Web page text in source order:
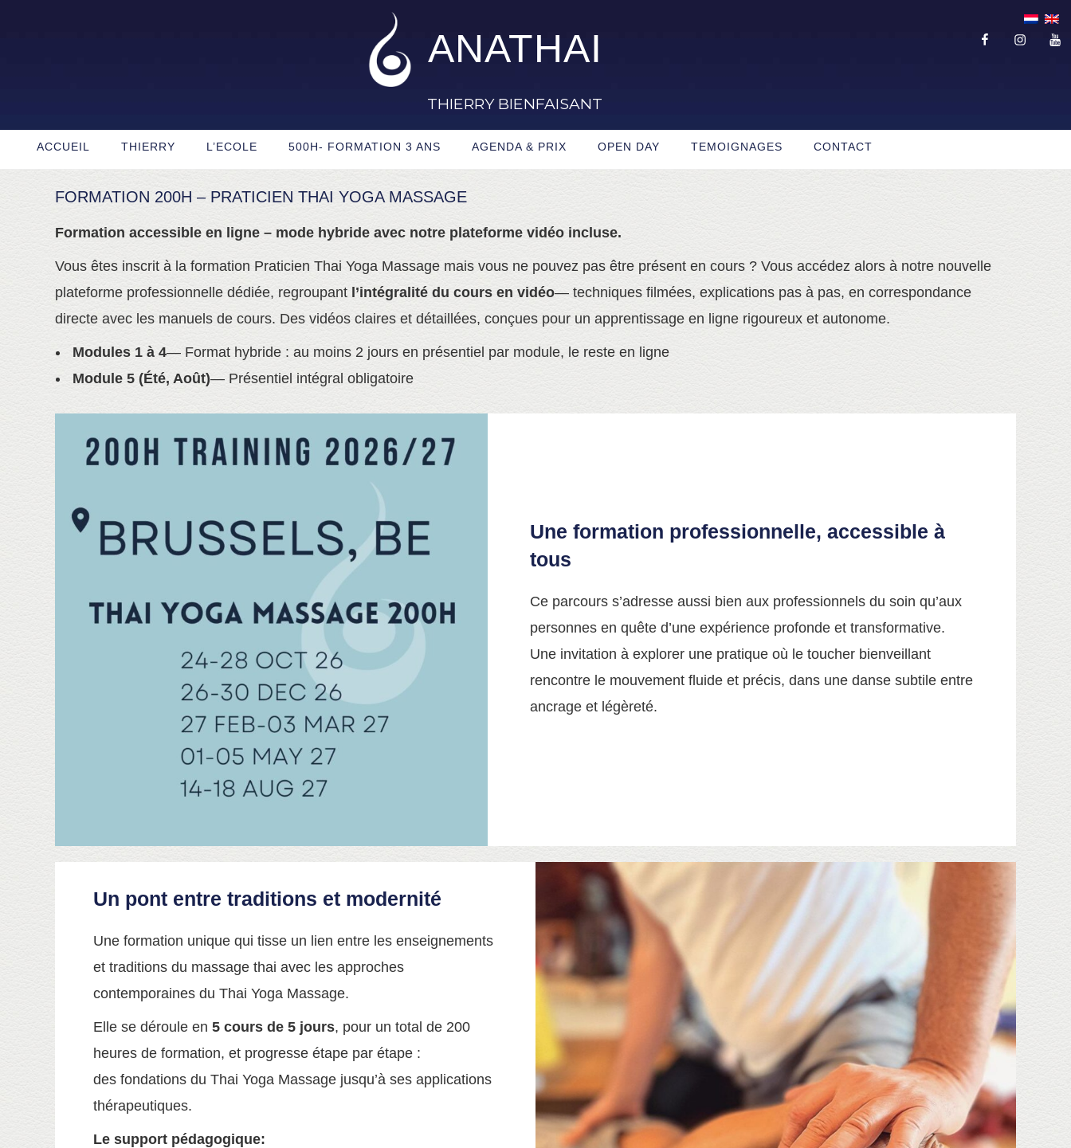
fb insta
ANATHAI
THIERRY BIENFAISANT
ACCUEIL THIERRY L’ECOLE 500H- FORMATION 3 ANS AGENDA & PRIX OPEN DAY TEMOIGNAGES CONTACT
FORMATION 200H – PRATICIEN THAI YOGA MASSAGE
Formation accessible en ligne – mode hybride avec notre plateforme vidéo incluse.
Vous êtes inscrit à la formation Praticien Thai Yoga Massage mais vous ne pouvez pas être présent en cours ? Vous accédez alors à notre nouvelle
plateforme professionnelle dédiée, regroupant l’intégralité du cours en vidéo— techniques filmées, explications pas à pas, en correspondance
directe avec les manuels de cours. Des vidéos claires et détaillées, conçues pour un apprentissage en ligne rigoureux et autonome.
Modules 1 à 4— Format hybride : au moins 2 jours en présentiel par module, le reste en ligne
Module 5 (Été, Août)— Présentiel intégral obligatoire
Une formation professionnelle, accessible à
tous
Ce parcours s’adresse aussi bien aux professionnels du soin qu’aux
personnes en quête d’une expérience profonde et transformative.
Une invitation à explorer une pratique où le toucher bienveillant
rencontre le mouvement fluide et précis, dans une danse subtile entre
ancrage et légèreté.
Un pont entre traditions et modernité
Une formation unique qui tisse un lien entre les enseignements
et traditions du massage thai avec les approches
contemporaines du Thai Yoga Massage.
Elle se déroule en5 cours de 5 jours, pour un total de 200
heures de formation, et progresse étape par étape :
des fondations du Thai Yoga Massage jusqu’à ses applications
thérapeutiques.
Le support pédagogique: